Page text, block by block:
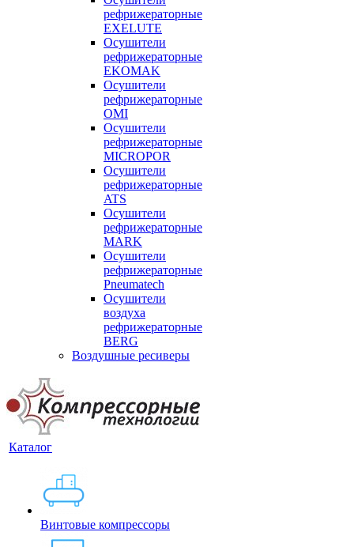
рефрижераторные
EXELUTE
Осушители
рефрижераторные
EKOMAK
Осушители
рефрижераторные
OMI
Осушители
рефрижераторные
MICROPOR
Осушители
рефрижераторные
ATS
Осушители
рефрижераторные
MARK
Осушители
рефрижераторные
Pneumatech
Осушители
воздуха
рефрижераторные
BERG
Воздушные ресиверы
Каталог
Винтовые компрессоры